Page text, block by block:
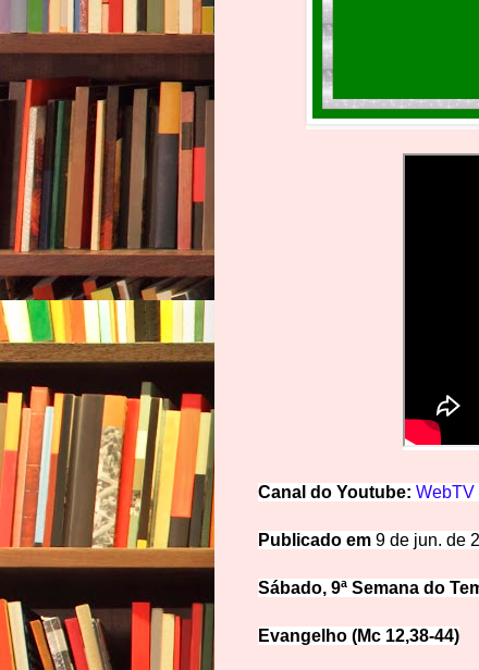
Canal do Youtu be: WebTV
Publicado em 9 de jun. de
Sábado, 9ª Semana do
Evangelho (Mc 12,38-44)